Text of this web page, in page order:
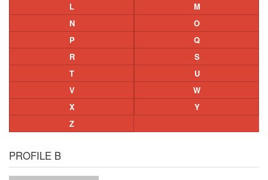
L
M
N
O
P
Q
R
S
T
U
V
W
X
Y
Z
PROFILE B